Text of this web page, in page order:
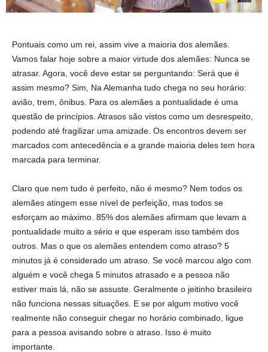
Pontuais como um rei, assim vive a maioria dos alemães.
Vamos falar hoje sobre a maior virtude dos alemães: Nunca se
atrasar. Agora, você deve estar se perguntando: Será que é
assim mesmo? Sim, Na Alemanha tudo chega no seu horário:
avião, trem, ônibus. Para os alemães a pontualidade é uma
questão de princípios. Atrasos são vistos como um desrespeito,
podendo até fragilizar uma amizade. Os encontros devem ser
marcados com antecedência e a grande maioria deles tem hora
marcada para terminar.
Claro que nem tudo é perfeito, não é mesmo? Nem todos os
alemães atingem esse nível de perfeição, mas todos se
esforçam ao máximo. 85% dos alemães afirmam que levam a
pontualidade muito a sério e que esperam isso também dos
outros. Mas o que os alemães entendem como atraso? 5
minutos já é considerado um atraso. Se você marcou algo com
alguém e você chega 5 minutos atrasado e a pessoa não
estiver mais lá, não se assuste. Geralmente o jeitinho brasileiro
não funciona nessas situações. E se por algum motivo você
realmente não conseguir chegar no horário combinado, ligue
para a pessoa avisando sobre o atraso. Isso é muito
importante.